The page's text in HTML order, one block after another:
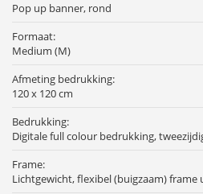
Pop up banner, rond
Formaat:
Medium (M)
Afmeting bedrukking:
120 x 120 cm
Bedrukking:
Digitale full colour bedrukking,
Frame:
Lichtgewicht, flexibel (buigzaam) frame